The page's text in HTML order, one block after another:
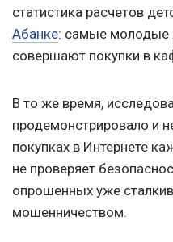
статистика расчетов
Абанке: самые молодые
совершают покупки в
В то же время,
продемонстрировало и
покупках в Интернете
не проверяет
опрошенных уже
мошенничеством.